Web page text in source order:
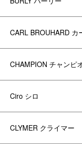
CARL BROUHARD カ
CHAMPION チャンピ
Ciro シロ
CLYMER クライマー